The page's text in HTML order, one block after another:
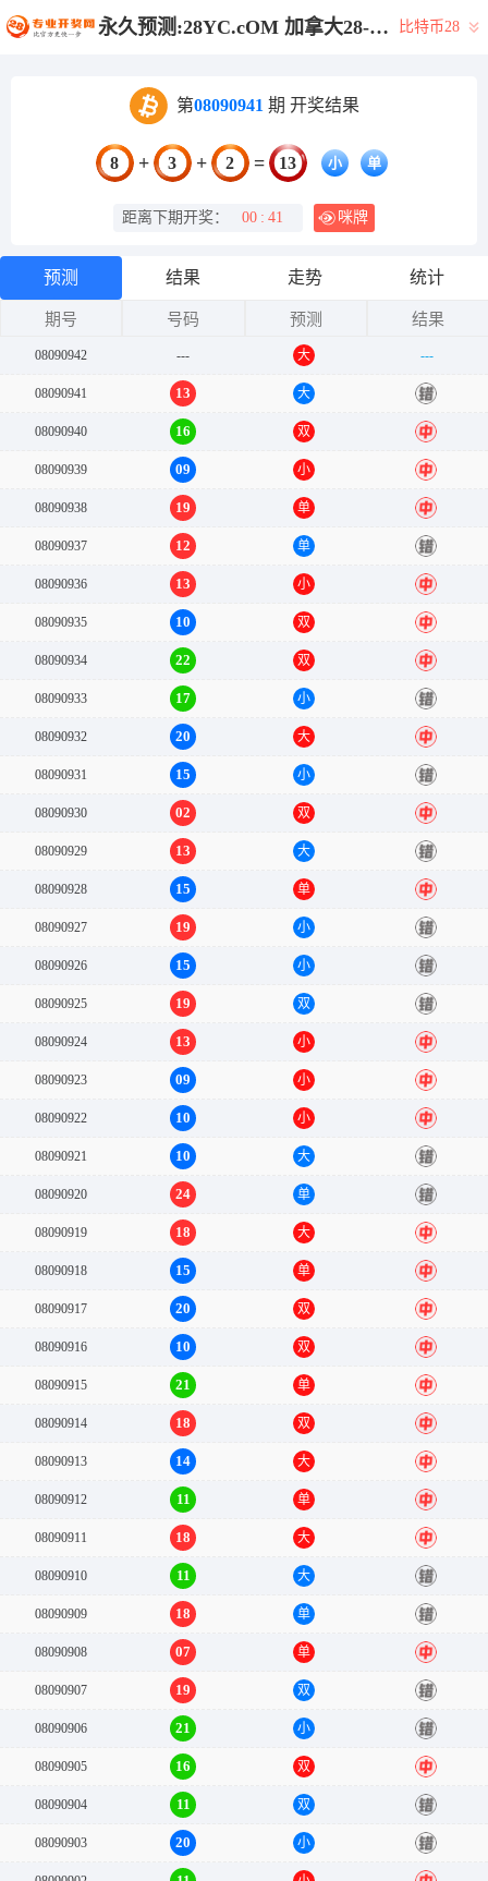
永久预测:28YC.cOM 加拿大28-开奖结果|加拿大pc在线|PC最新预测咪牌|加拿大28在线预测网_专注研究_PC结果_官方! 比特币28
第08090941 期 开奖结果
8 + 3 + 2 = 13 小 单
距离下期开奖： 00 : 41 咪牌
预测 结果 走势 统计
期号 号码 预测 结果
08090942 --- 大 ---
08090941 13 大 错
08090940 16 双 中
08090939 09 小 中
08090938 19 单 中
08090937 12 单 错
08090936 13 小 中
08090935 10 双 中
08090934 22 双 中
08090933 17 小 错
08090932 20 大 中
08090931 15 小 错
08090930 02 双 中
08090929 13 大 错
08090928 15 单 中
08090927 19 小 错
08090926 15 小 错
08090925 19 双 错
08090924 13 小 中
08090923 09 小 中
08090922 10 小 中
08090921 10 大 错
08090920 24 单 错
08090919 18 大 中
08090918 15 单 中
08090917 20 双 中
08090916 10 双 中
08090915 21 单 中
08090914 18 双 中
08090913 14 大 中
08090912 11 单 中
08090911 18 大 中
08090910 11 大 错
08090909 18 单 错
08090908 07 单 中
08090907 19 双 错
08090906 21 小 错
08090905 16 双 中
08090904 11 双 错
08090903 20 小 错